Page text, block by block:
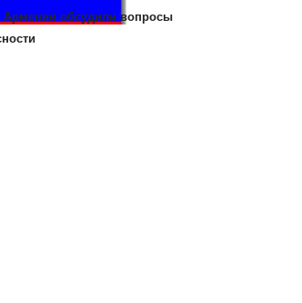
обсудили вопросы